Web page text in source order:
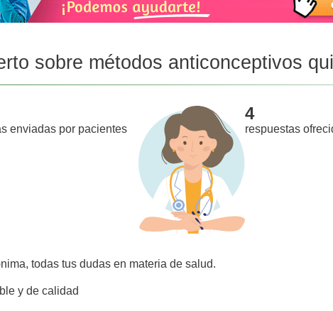
sobre métodos anticonceptivos
enviadas por pacientes
4
respuestas
todas tus dudas en materia de salud.
y de calidad